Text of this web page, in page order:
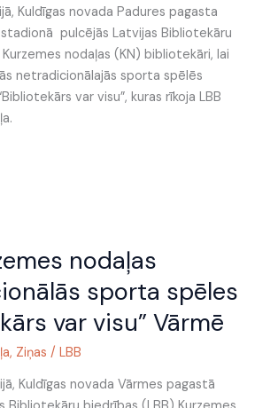
Kuldīgas novada Padures pagasta
pulcējās Latvijas Bibliotekāru
nodaļas (KN) bibliotekāri, lai
netradicionālajās sporta spēlēs
var visu”, kuras rīkoja LBB
nodaļas
sporta spēles
var visu” Vārmē
, Ziņas / LBB
Kuldīgas novada Vārmes pagastā